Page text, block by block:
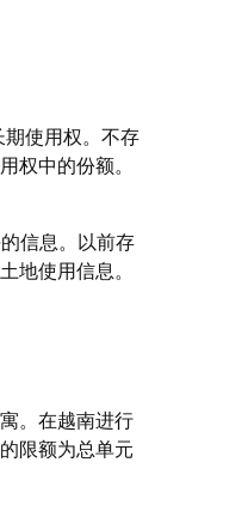
使用权。不存
权中的份额。
信息。以前存
地使用信息。
。在越南进行
限额为总单元